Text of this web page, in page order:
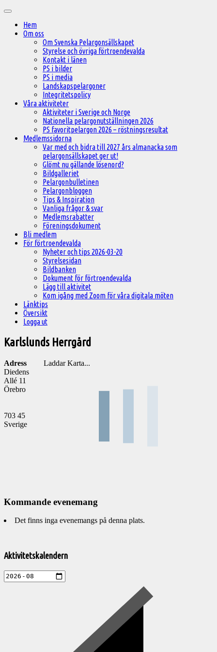
innehåll
Huvudmeny
Hem
Om oss
Om Svenska Pelargonsällskapet
Styrelse och övriga förtroendevalda
Kontakt i länen
PS i bilder
PS i media
Landskapspelargoner
Integritetspolicy
Våra aktiviteter
Aktiviteter i Sverige och Norge
Nationella pelargonutställningen 2026
PS favoritpelargon 2026 – röstningsresultat
Medlemssidorna
Var med och bidra till 2027 års almanacka som
pelargonsällskapet ger ut!
Glömt nu gällande lösenord?
Bildgalleriet
Pelargonbulletinen
Pelargonbloggen
Tips & Inspiration
Vanliga frågor & svar
Medlemsrabatter
Föreningsdokument
Bli medlem
För förtroendevalda
Nyheter och tips 2026-03-20
Styrelsesidan
Bildbanken
Dokument för förtroendevalda
Lägg till aktivitet
Kom igång med Zoom för våra digitala möten
Länktips
Översikt
Logga ut
Karlslunds Herrgård
Laddar Karta...
Adress
Diedens
Allé 11
Örebro
703 45
Sverige
Kommande evenemang
Det finns inga evenemangs på denna plats.
till
aktiviteter
Aktivitetskalendern